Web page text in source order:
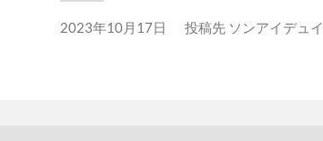
2023年10月17日 投稿先 ソンアイデュイ